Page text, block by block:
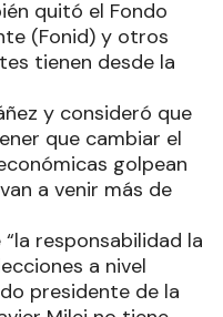
quitó el Fondo
(Fonid) y otros
tienen desde la
y consideró que
que cambiar el
golpean
a venir más de
responsabilidad la
a nivel
presidente de la